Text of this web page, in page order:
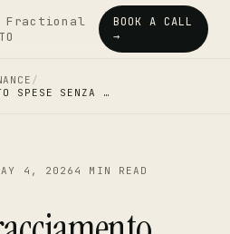
BOOK A CALL
→
/
SPESE SENZA …
4, 2026 4 MIN READ